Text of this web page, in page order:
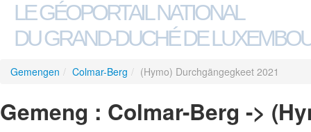
LE GÉOPORTAIL NATIONAL
DU GRAND-DUCHÉ DE
Gemengen / Colmar-Berg / (Hymo) Durchgängegkeet 2021
Gemeng : Colmar-Berg ->